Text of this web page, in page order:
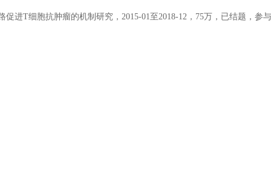
促进T细胞抗肿瘤的机制研究，2015-01至2018-12，75万，已结题，参